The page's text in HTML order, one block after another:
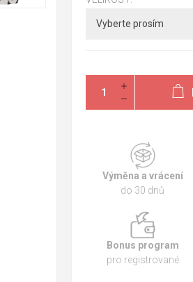
Výměna a vrácení
do 30 dnů
Bonus program
pro registrované